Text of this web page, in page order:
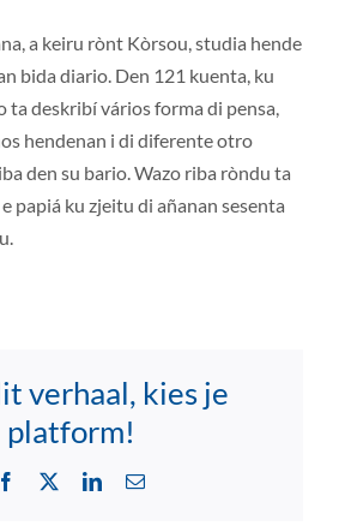
a keiru rònt Kòrsou, studia hende
bida diario. Den 121 kuenta, ku
ta deskribí vários forma di pensa,
hendenan i di diferente otro
den su bario. Wazo riba ròndu ta
papiá ku zjeitu di añanan sesenta
verhaal, kies je
platform!
Facebook LinkedInEmail